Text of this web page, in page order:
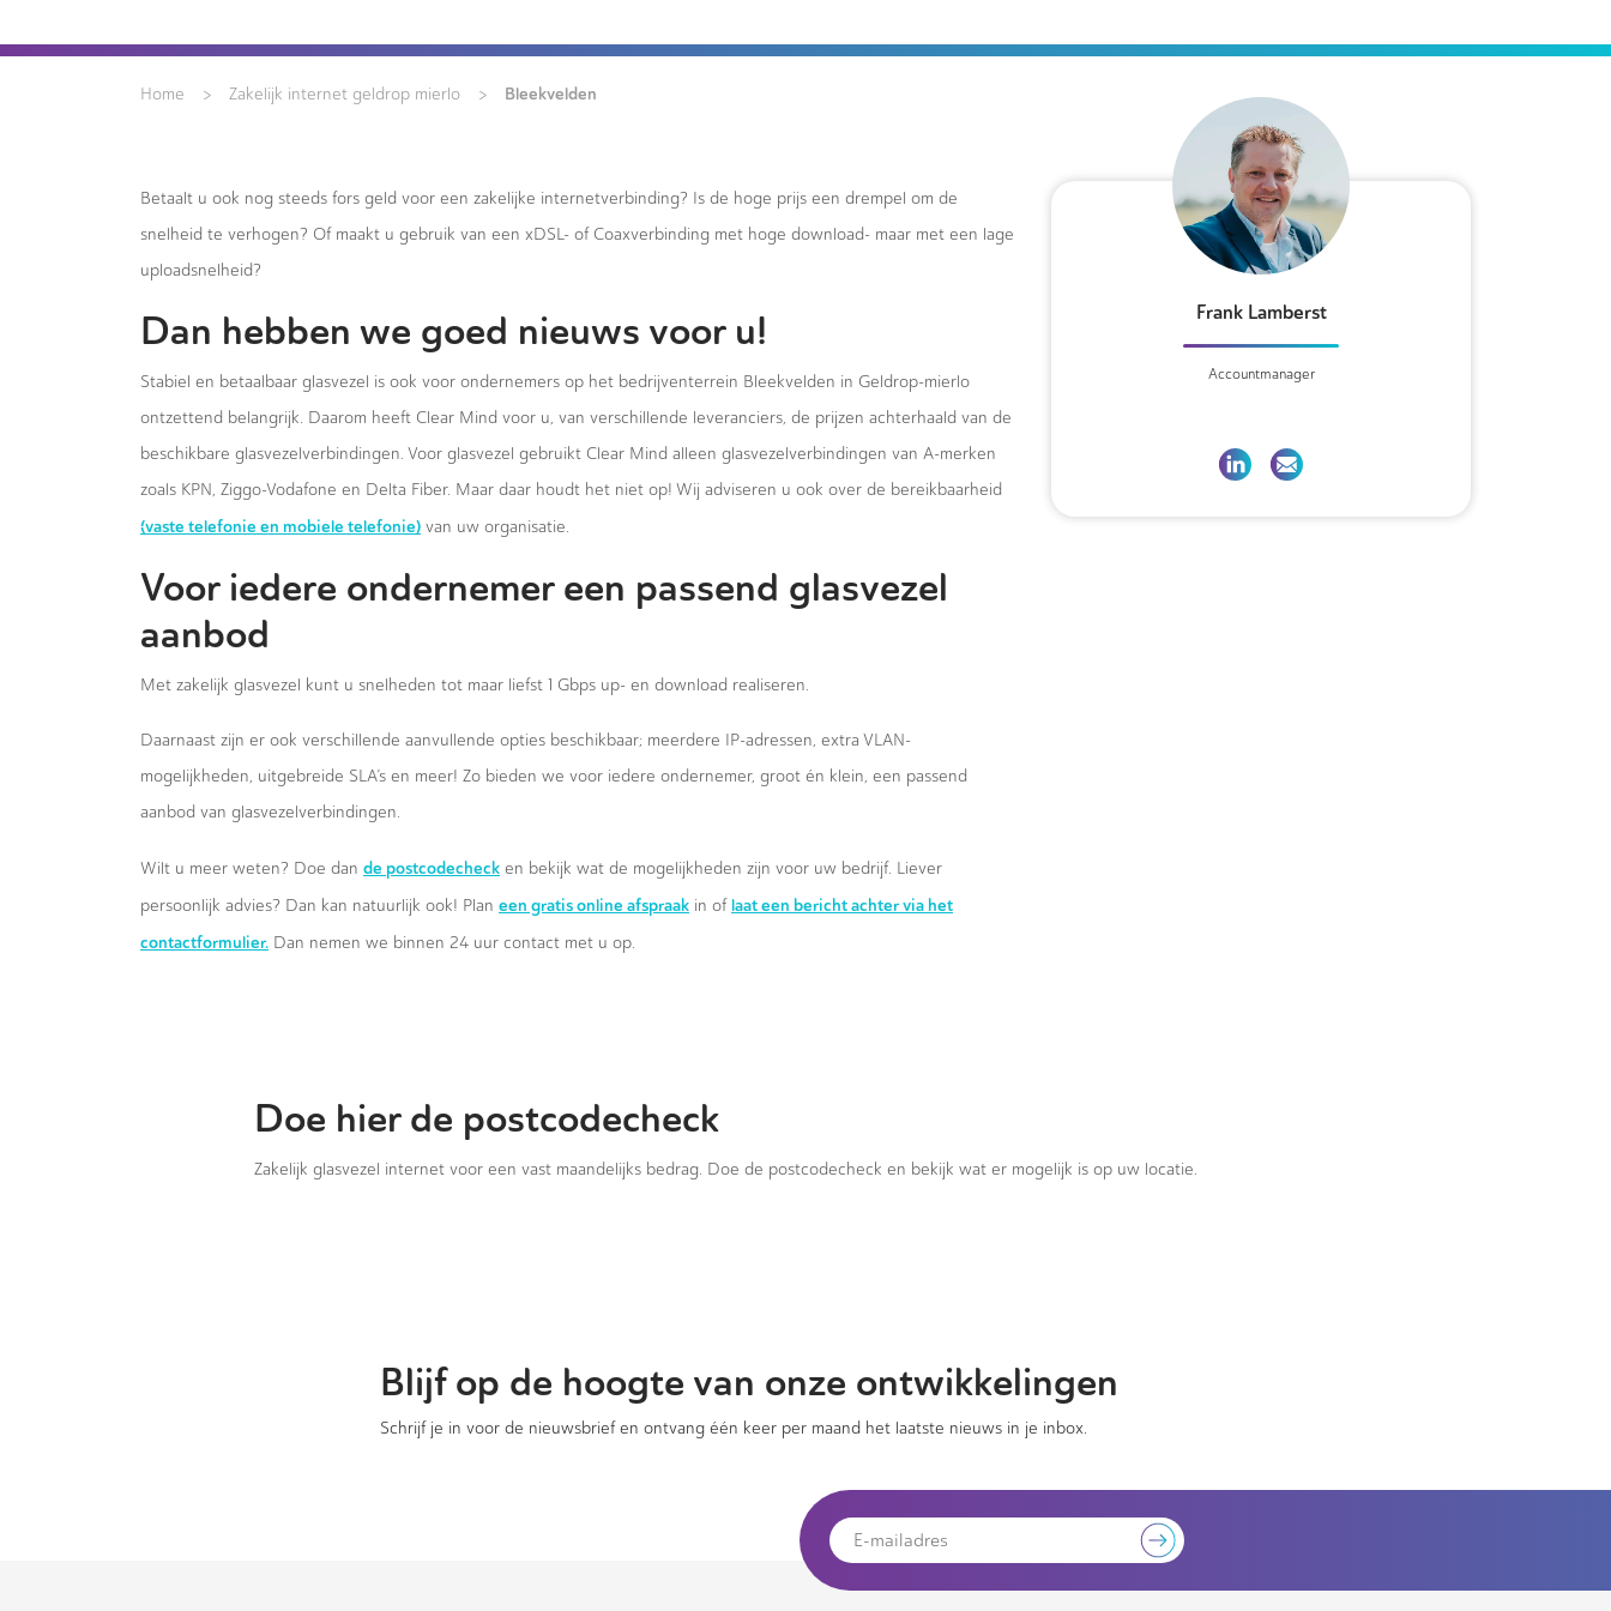
Home > Zakelijk internet geldrop mierlo > Bleekvelden
Betaalt u ook nog steeds fors geld voor een zakelijke internetverbinding? Is de hoge prijs een drempel om de
snelheid te verhogen? Of maakt u gebruik van een xDSL- of Coaxverbinding met hoge download- maar met een lage
uploadsnelheid?
Dan hebben we goed nieuws voor u!
Stabiel en betaalbaar glasvezel is ook voor ondernemers op het bedrijventerrein Bleekvelden in Geldrop-mierlo
ontzettend belangrijk. Daarom heeft Clear Mind voor u, van verschillende leveranciers, de prijzen achterhaald van de
beschikbare glasvezelverbindingen. Voor glasvezel gebruikt Clear Mind alleen glasvezelverbindingen van A-merken
zoals KPN, Ziggo-Vodafone en Delta Fiber. Maar daar houdt het niet op! Wij adviseren u ook over de bereikbaarheid
(vaste telefonie en mobiele telefonie) van uw organisatie.
Voor iedere ondernemer een passend glasvezel
aanbod
Met zakelijk glasvezel kunt u snelheden tot maar liefst 1 Gbps up- en download realiseren.
Daarnaast zijn er ook verschillende aanvullende opties beschikbaar; meerdere IP-adressen, extra VLAN-
mogelijkheden, uitgebreide SLA’s en meer! Zo bieden we voor iedere ondernemer, groot én klein, een passend
aanbod van glasvezelverbindingen.
Wilt u meer weten? Doe dan de postcodecheck en bekijk wat de mogelijkheden zijn voor uw bedrijf. Liever
persoonlijk advies? Dan kan natuurlijk ook! Plan een gratis online afspraak in of laat een bericht achter via het
contactformulier. Dan nemen we binnen 24 uur contact met u op.
Frank Lamberst
Accountmanager
Doe hier de postcodecheck
Zakelijk glasvezel internet voor een vast maandelijks bedrag. Doe de postcodecheck en bekijk wat er mogelijk is op uw locatie.
Blijf op de hoogte van onze ontwikkelingen
Schrijf je in voor de nieuwsbrief en ontvang één keer per maand het laatste nieuws in je inbox.